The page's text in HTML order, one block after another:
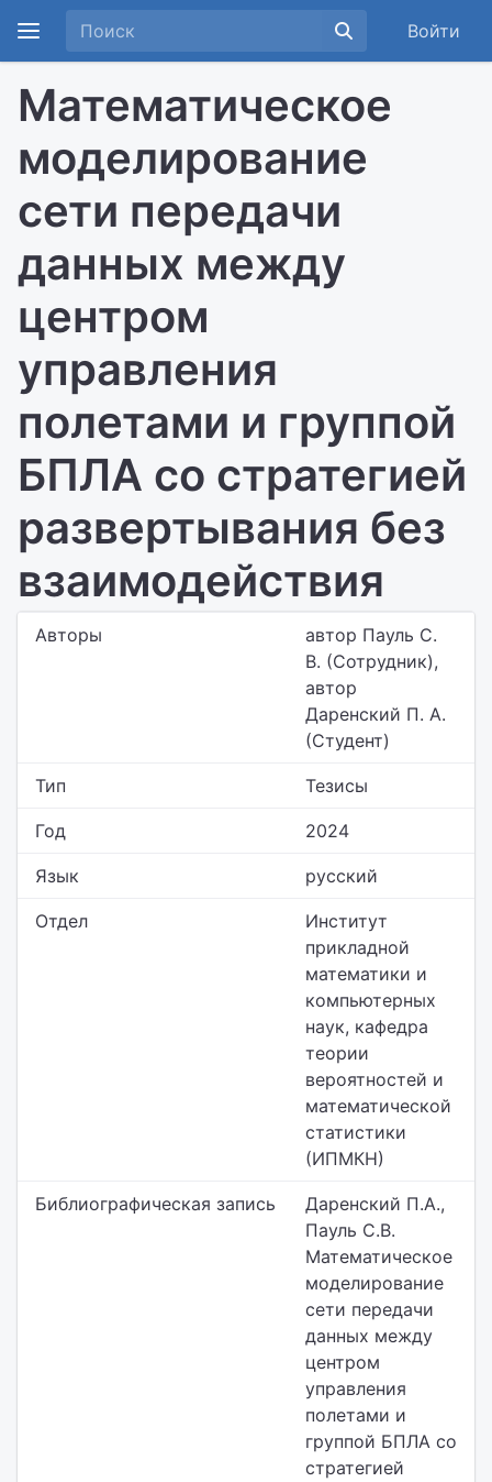
Войти
Математическое
моделирование
сети передачи
данных между
центром
управления
полетами и группой
БПЛА со стратегией
развертывания без
взаимодействия
Авторы
автор Пауль С.
В. (Сотрудник),
автор
Даренский П. А.
(Студент)
Тип Тезисы
Год 2024
Язык русский
Отдел
Институт
прикладной
математики и
компьютерных
наук, кафедра
теории
вероятностей и
математической
статистики
(ИПМКН)
Библиографическая запись
Даренский П.А.,
Пауль С.В.
Математическое
моделирование
сети передачи
данных между
центром
управления
полетами и
группой БПЛА со
стратегией